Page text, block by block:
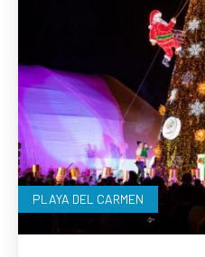
PLAYA DEL CARMEN